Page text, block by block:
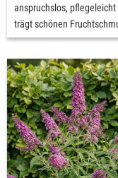
anspruchslos, pflegeleicht
trägt schönen